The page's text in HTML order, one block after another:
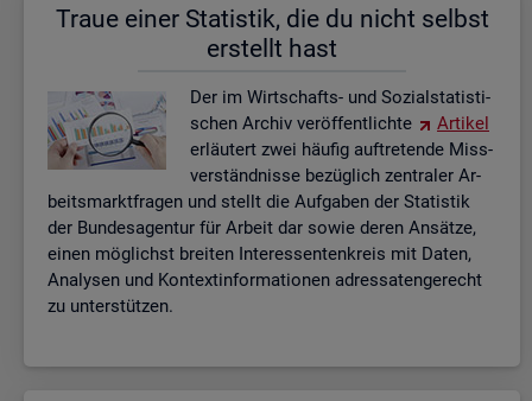
Traue einer Sta­tis­tik, die du nicht selbst
er­stellt hast
Der im Wirt­schafts- und So­zi­al­sta­tis­ti­
schen Ar­chiv ver­öf­fent­lich­te
Ar­ti­kel
er­läu­tert zwei häu­fig auf­tre­ten­de Miss­
ver­ständ­nis­se be­züg­lich zen­tra­ler Ar­
beits­markt­fra­gen und stellt die Auf­ga­ben der Sta­tis­tik
der Bun­des­agen­tur für Ar­beit dar sowie deren An­sät­ze,
einen mög­lichst brei­ten In­ter­es­sen­ten­kreis mit Daten,
Ana­ly­sen und Kon­text­in­for­ma­tio­nen adres­sa­ten­ge­recht
zu un­ter­stüt­zen.